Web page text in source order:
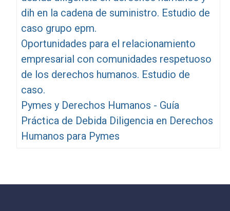
dih en la cadena de suministro. Estudio de
caso grupo epm.
Oportunidades para el relacionamiento
empresarial con comunidades respetuoso
de los derechos humanos. Estudio de
caso.
Pymes y Derechos Humanos - Guía
Práctica de Debida Diligencia en Derechos
Humanos para Pymes